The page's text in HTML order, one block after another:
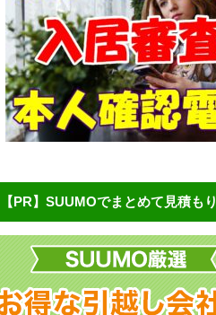
【PR】SUUMOでまとめて見積もり